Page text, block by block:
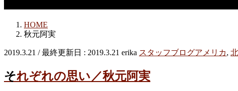
HOME
秋元阿実
2019.3.21 / 最終更新日 : 2019.3.21 erika スタッフブログアメリカ,
それぞれの思い／秋元阿実